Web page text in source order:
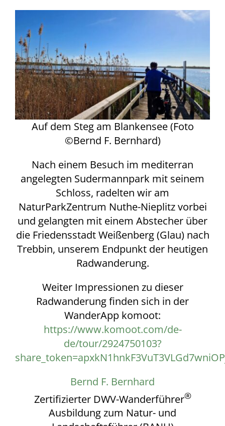
Auf dem Steg am Blankensee (Foto
©Bernd F. Bernhard)
Nach einem Besuch im mediterran
angelegten Sudermannpark mit seinem
Schloss, radelten wir am
NaturParkZentrum Nuthe-Nieplitz vorbei
und gelangten mit einem Abstecher über
die Friedensstadt Weißenberg (Glau) nach
Trebbin, unserem Endpunkt der heutigen
Radwanderung.
Weiter Impressionen zu dieser
Radwanderung finden sich in der
WanderApp komoot:
https://www.komoot.com/de-
de/tour/2924750103?
Bernd F. Bernhard
Zertifizierter DWV-Wanderführer®
Ausbildung zum Natur- und